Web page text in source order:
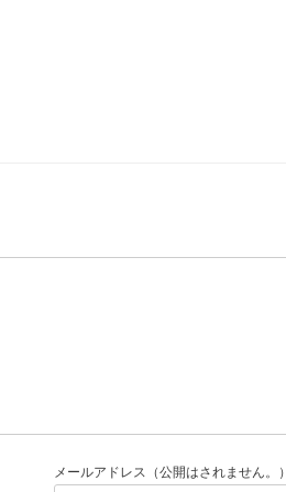
メールアドレス（公開はされません。）